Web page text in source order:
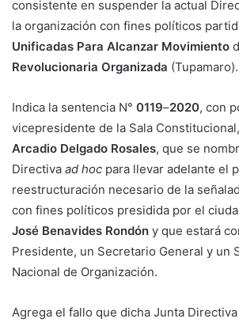
consistente en suspender la actual
la organización con fines políticos
Unificadas Para Alcanzar Movimiento
Revolucionaria Organizada (Tupamaro).
Indica la sentencia N° 0119–2020, con
vicepresidente de la Sala
Arcadio Delgado Rosales, que se
Directiva ad hoc para llevar adelante el
reestructuración necesario de la
con fines políticos presidida por el
José Benavides Rondón y que estará
Presidente, un Secretario General y un
Nacional de Organización.
Agrega el fallo que dicha Junta Directiva